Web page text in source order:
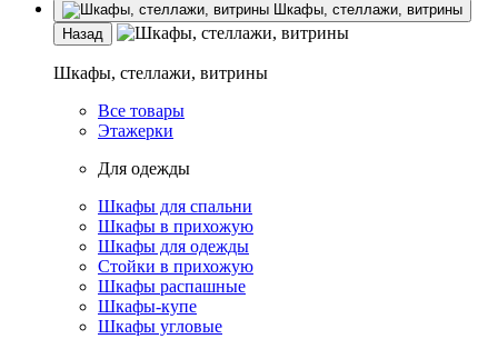
Шкафы, стеллажи, витрины
Назад
Шкафы, стеллажи, витрины
Все товары
Этажерки
Для одежды
Шкафы для спальни
Шкафы в прихожую
Шкафы для одежды
Стойки в прихожую
Шкафы распашные
Шкафы-купе
Шкафы угловые